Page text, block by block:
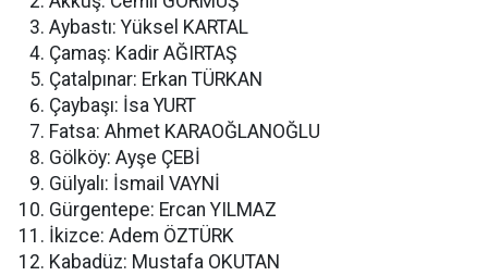
Aybastı: Yüksel KARTAL
Çamaş: Kadir AĞIRTAŞ
Çatalpınar: Erkan TÜRKAN
Çaybaşı: İsa YURT
Fatsa: Ahmet KARAOĞLANOĞLU
Gölköy: Ayşe ÇEBİ
Gülyalı: İsmail VAYNİ
Gürgentepe: Ercan YILMAZ
İkizce: Adem ÖZTÜRK
Kabadüz: Mustafa OKUTAN